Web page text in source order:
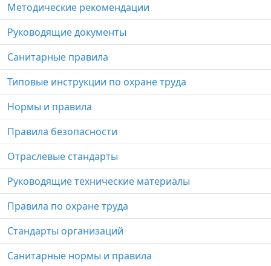
Методические рекомендации
Руководящие документы
Санитарные правила
Типовые инструкции по охране труда
Нормы и правила
Правила безопасности
Отраслевые стандарты
Руководящие технические материалы
Правила по охране труда
Стандарты организаций
Санитарные нормы и правила